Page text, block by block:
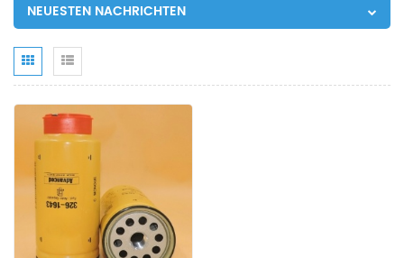
NEUESTEN NACHRICHTEN